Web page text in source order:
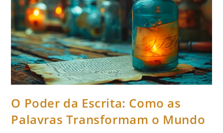
O Poder da Escrita: Como as
Palavras Transformam o Mundo